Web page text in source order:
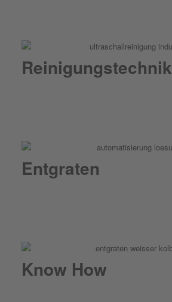
Reinigungstechnik
Entgraten
Know How